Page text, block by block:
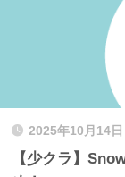
2025年10月14日
【少クラ】